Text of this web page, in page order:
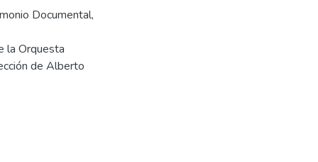
Documental,
la Orquesta
de Alberto